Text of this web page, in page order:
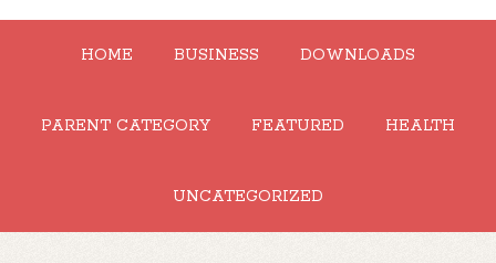
HOME BUSINESS DOWNLOADS
PARENT CATEGORY FEATURED HEALTH
UNCATEGORIZED